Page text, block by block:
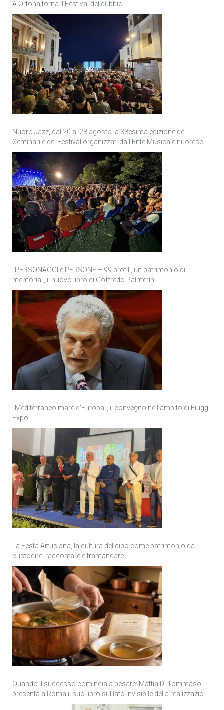
A Ortona torna il Festival del dubbio
Nuoro Jazz, dal 20 al 28 agosto la 38esima edizione dei
Seminari e del Festival organizzati dall’Ente Musicale nuorese
“PERSONAGGI e PERSONE – 99 profili, un patrimonio di
memoria”, il nuovo libro di Goffredo Palmerini
“Mediterraneo mare d’Europa”, il convegno nell’ambito di Fiuggi
Expo
La Festa Artusiana, la cultura del cibo come patrimonio da
custodire, raccontare e tramandare
Quando il successo comincia a pesare: Mattia Di Tommaso
presenta a Roma il suo libro sul lato invisibile della realizzazione